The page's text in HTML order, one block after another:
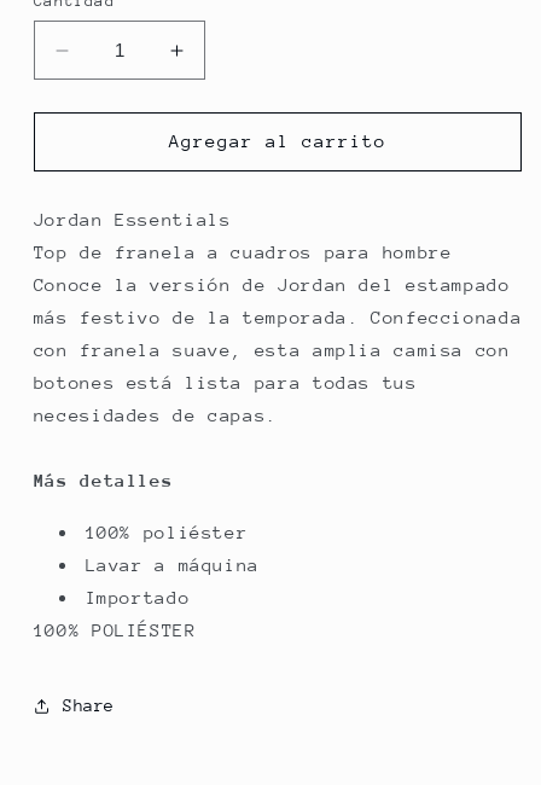
Reducir
cantidad
para
J
PLAID
FLANNEL
Aumentar
cantidad
para
M
J
PLAID
FLANNEL
TOP
Agregar al carrito
Jordan Essentials
Top de franela a cuadros para hombre
Conoce la versión de Jordan del estampado
más festivo de la temporada. Confeccionada
con franela suave, esta amplia camisa con
botones está lista para todas tus
necesidades de capas.
Más detalles
100% poliéster
Lavar a máquina
Importado
100% POLIÉSTER
Share